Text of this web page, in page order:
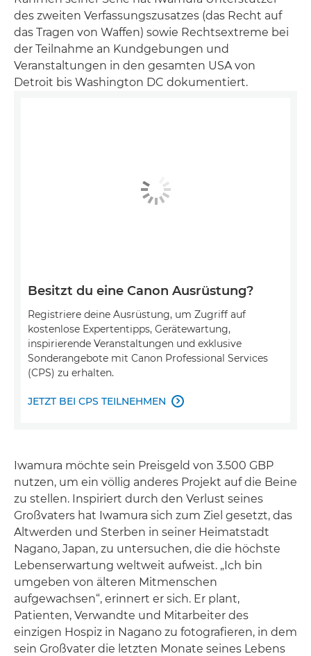
des zweiten Verfassungszusatzes (das Recht auf
das Tragen von Waffen) sowie Rechtsextreme bei
der Teilnahme an Kundgebungen und
Veranstaltungen in den gesamten USA von
Detroit bis Washington DC dokumentiert.
Besitzt du eine Canon Ausrüstung?
Registriere deine Ausrüstung, um Zugriff auf
kostenlose Expertentipps, Gerätewartung,
inspirierende Veranstaltungen und exklusive
Sonderangebote mit Canon Professional Services
(CPS) zu erhalten.
JETZT BEI CPS TEILNEHMEN 
Iwamura möchte sein Preisgeld von 3.500 GBP
nutzen, um ein völlig anderes Projekt auf die Beine
zu stellen. Inspiriert durch den Verlust seines
Großvaters hat Iwamura sich zum Ziel gesetzt, das
Altwerden und Sterben in seiner Heimatstadt
Nagano, Japan, zu untersuchen, die die höchste
Lebenserwartung weltweit aufweist. „Ich bin
umgeben von älteren Mitmenschen
aufgewachsen“, erinnert er sich. Er plant,
Patienten, Verwandte und Mitarbeiter des
einzigen Hospiz in Nagano zu fotografieren, in dem
sein Großvater die letzten Monate seines Lebens